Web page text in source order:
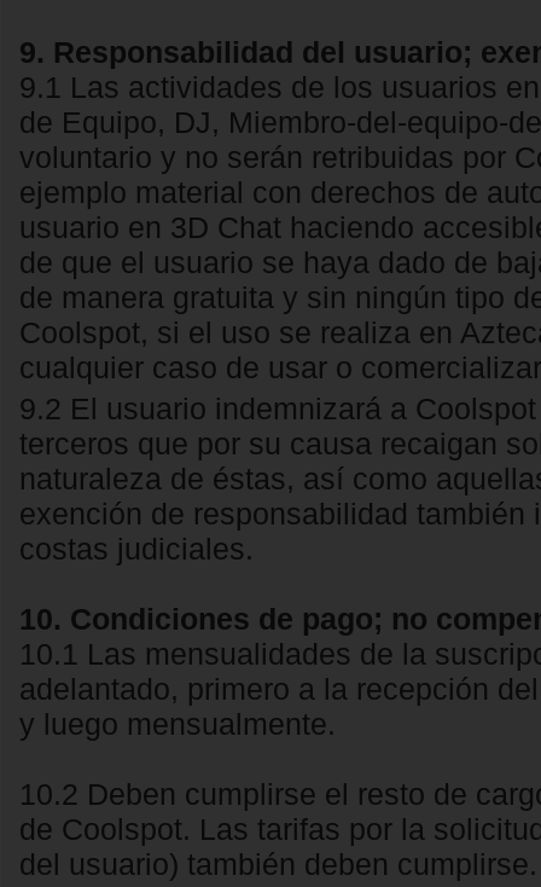
9. Responsabilidad del usuario;
9.1 Las actividades de los usuarios
de Equipo, DJ, Miembro-del-equipo-
voluntario y no serán retribuidas por
ejemplo material con derechos de
usuario en 3D Chat haciendo
de que el usuario se haya dado de
de manera gratuita y sin ningún tipo
Coolspot, si el uso se realiza en
cualquier caso de usar o
9.2 El usuario indemnizará a
terceros que por su causa recaigan
naturaleza de éstas, así como
exención de responsabilidad
costas judiciales.
10. Condiciones de pago; no
10.1 Las mensualidades de la
adelantado, primero a la recepción
y luego mensualmente.
10.2 Deben cumplirse el resto de
de Coolspot. Las tarifas por la
del usuario) también deben cumplirse.